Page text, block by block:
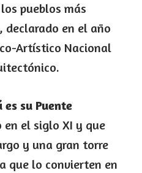
pueblos más
declarado en el año
Artístico Nacional
es su Puente
en el siglo XI y que
y una gran torre
que lo convierten en